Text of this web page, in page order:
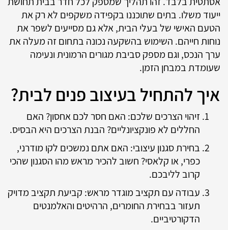
ייעוד משלו. בתים שתוכננו בקפידה משקפים לא רק את
הטעם האישי של בעלי הבית, אלא גם מסייעים לשפר את
נוחות חייהם. השימוש בהשקעה נכונה בתחום זה מעלה את
ערך הנכס, וגם מספק סביבת מגורים הרמונית ונעימה
שעומדת במבחן הזמן.
איך להתחיל בעיצוב פנים לבית?
זיהוי הצרכים שלכם: האם חסר לכם אחסון? האם
החללים לא פונקציונליים? הבנת הצרכים היא הבסיס.
בחירת סגנון עיצובי: האם אתם נמשכים לקו מודרני,
כפרי, או קלאסי? חשוב להכיר מראש מהו הסגנון שהכי
קרוב לליבכם.
עבודה עם תקציב מוגדר מראש: קביעת תקציב מדויק
תעזור בבחירת החומרים, הרהיטים והאלמנטים
הדקורטיביים.